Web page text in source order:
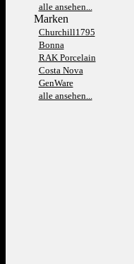
alle ansehen...
Marken
Churchill1795
Bonna
RAK Porcelain
Costa Nova
GenWare
alle ansehen...